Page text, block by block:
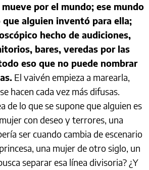
por el mundo; ese mundo
alguien inventó para ella;
hecho de audiciones,
bares, veredas por las
eso que no puede nombrar
El vaivén empieza a marearla,
hacen cada vez más difusas.
de lo que se supone que alguien es
con deseo y terrores, una
ser cuando cambia de escenario
una mujer de otro siglo, un
separar esa línea divisoria? ¿Y